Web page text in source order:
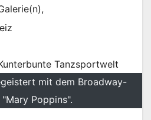
,
mit dem Broadway-
Poppins".